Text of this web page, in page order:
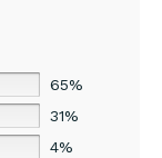
65%
31%
4%